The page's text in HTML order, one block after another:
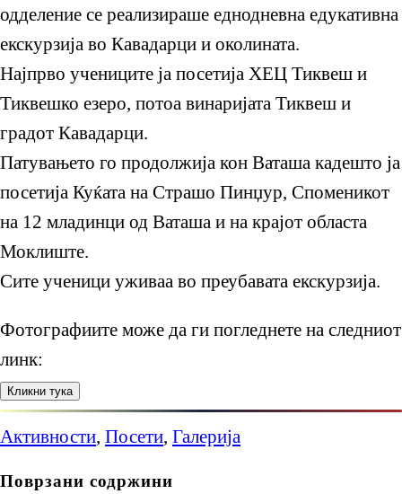
одделение се реализираше еднодневна едукативна
екскурзија во Кавадарци и околината.
Најпрво учениците ја посетија ХЕЦ Тиквеш и
Тиквешко езеро, потоа винаријата Тиквеш и
градот Кавадарци.
Патувањето го продолжија кон Ваташа кадешто ја
посетија Куќата на Страшо Пинџур, Споменикот
на 12 младинци од Ваташа и на крајот областа
Моклиште.
Сите ученици уживаа во преубавата екскурзија.
Фотографиите може да ги погледнете на следниот
линк:
Активности, Посети, Галерија
Поврзани содржини